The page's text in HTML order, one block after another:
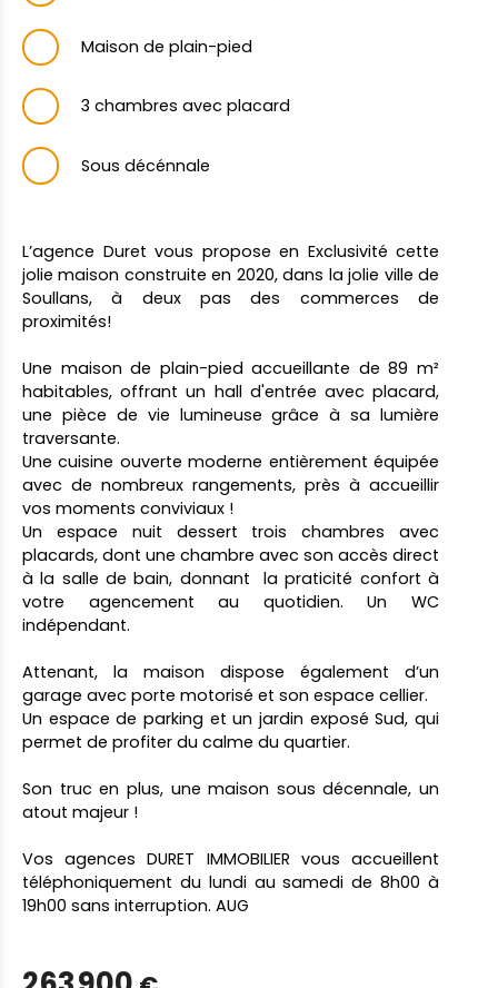
Maison de plain-pied
3 chambres avec placard
Sous décénnale
L’agence Duret vous propose en Exclusivité cette
jolie maison construite en 2020, dans la jolie ville de
Soullans, à deux pas des commerces de
proximités!
Une maison de plain-pied accueillante de 89 m²
habitables, offrant un hall d'entrée avec placard,
une pièce de vie lumineuse grâce à sa lumière
traversante.
Une cuisine ouverte moderne entièrement équipée
avec de nombreux rangements, près à accueillir
vos moments conviviaux !
Un espace nuit dessert trois chambres avec
placards, dont une chambre avec son accès direct
à la salle de bain, donnant la praticité confort à
votre agencement au quotidien. Un WC
indépendant.
Attenant, la maison dispose également d’un
garage avec porte motorisé et son espace cellier.
Un espace de parking et un jardin exposé Sud, qui
permet de profiter du calme du quartier.
Son truc en plus, une maison sous décennale, un
atout majeur !
Vos agences DURET IMMOBILIER vous accueillent
téléphoniquement du lundi au samedi de 8h00 à
19h00 sans interruption. AUG